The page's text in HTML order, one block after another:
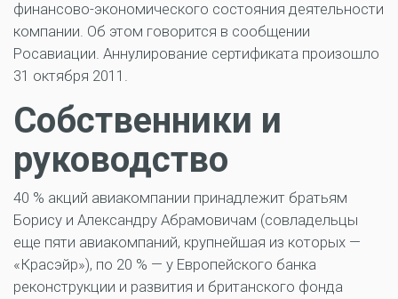
финансово-экономического состояния деятельности
компании. Об этом говорится в сообщении
Росавиации. Аннулирование сертификата произошло
31 октября 2011.
Собственники и
руководство
40 % акций авиакомпании принадлежит братьям
Борису и Александру Абрамовичам (совладельцы
еще пяти авиакомпаний, крупнейшая из которых —
«Красэйр»), по 20 % — у Европейского банка
реконструкции и развития и британского фонда